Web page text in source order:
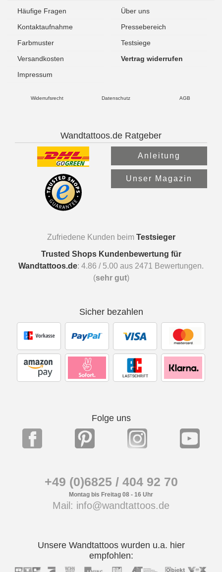
Häufige Fragen
Über uns
Kontaktaufnahme
Pressebereich
Farbmuster
Testsiege
Versandkosten
Vertrag widerrufen
Impressum
Widerrufsrecht Datenschutz AGB
Wandtattoos.de Ratgeber
Anleitung
Unser Magazin
Zufriedene Kunden beim Testsieger
Trusted Shops Kundenbewertung für
Wandtattoos.de: 4.86 / 5.00 aus 2471
Bewertungen.
(sehr gut)
Sicher bezahlen
Folge uns
+49 (0)6825 / 404 92 70
Montag bis Freitag 08 - 16 Uhr
Mail: info@wandtattoos.de
Unsere Wandtattoos wurden u.a. hier
empfohlen: